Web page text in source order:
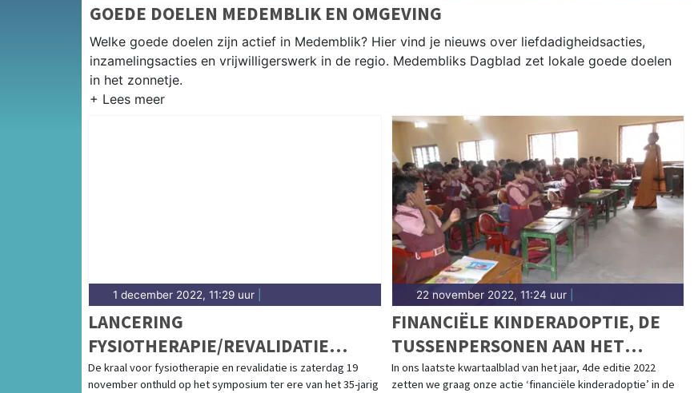
GOEDE DOELEN MEDEMBLIK EN OMGEVING
Welke goede doelen zijn actief in Medemblik? Hier vind je nieuws over liefdadigheidsacties,
inzamelingsacties en vrijwilligerswerk in de regio. Medembliks Dagblad zet lokale goede doelen
in het zonnetje.
1 december 2022, 11:29 uur
LANCERING
FYSIOTHERAPIE/REVALIDATIE
KRAAL
De kraal voor fysiotherapie en revalidatie is zaterdag 19
november onthuld op het symposium ter ere van het 35-jarig
22 november 2022, 11:24 uur|
FINANCIËLE KINDERADOPTIE, DE
TUSSENPERSONEN AAN HET
WOORD!
In ons laatste kwartaalblad van het jaar, 4de editie 2022
zetten we graag onze actie ‘financiële kinderadoptie’ in de